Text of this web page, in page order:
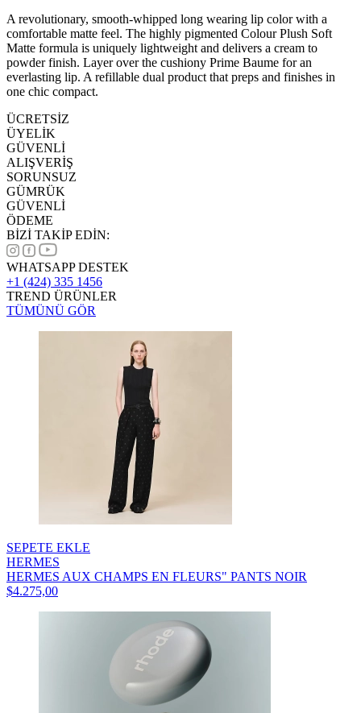
A revolutionary, smooth-whipped long wearing lip color with a
comfortable matte feel. The highly pigmented Colour Plush Soft
Matte formula is uniquely lightweight and delivers a cream to
powder finish. Layer over the cushiony Prime Baume for an
everlasting lip. A refillable dual product that preps and finishes in
one chic compact.
ÜCRETSİZ
ÜYELİK
GÜVENLİ
ALIŞVERİŞ
SORUNSUZ
GÜMRÜK
GÜVENLİ
ÖDEME
BİZİ TAKİP EDİN:
WHATSAPP DESTEK
+1 (424) 335 1456
TREND ÜRÜNLER
TÜMÜNÜ GÖR
SEPETE EKLE
HERMES
HERMES AUX CHAMPS EN FLEURS" PANTS NOIR
$4.275,00